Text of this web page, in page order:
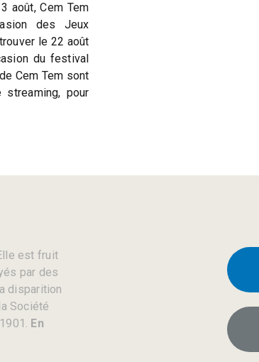
août, Cem Tem
des Jeux
le 22 août
du festival
Cem Tem sont
pour
est fruit
par des
disparition
Société
En